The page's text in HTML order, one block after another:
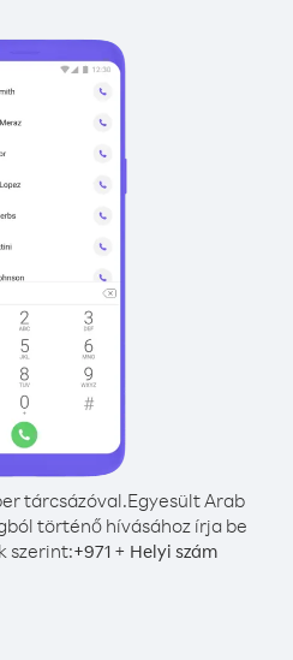
tárcsázóval.Egyesült Arab
történő hívásához írja be
szerint:+971 + Helyi szám